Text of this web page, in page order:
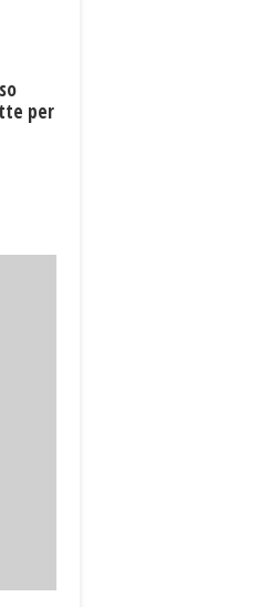
per